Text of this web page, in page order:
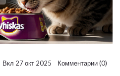
Вкл 27 окт 2025 Комментарии (0)